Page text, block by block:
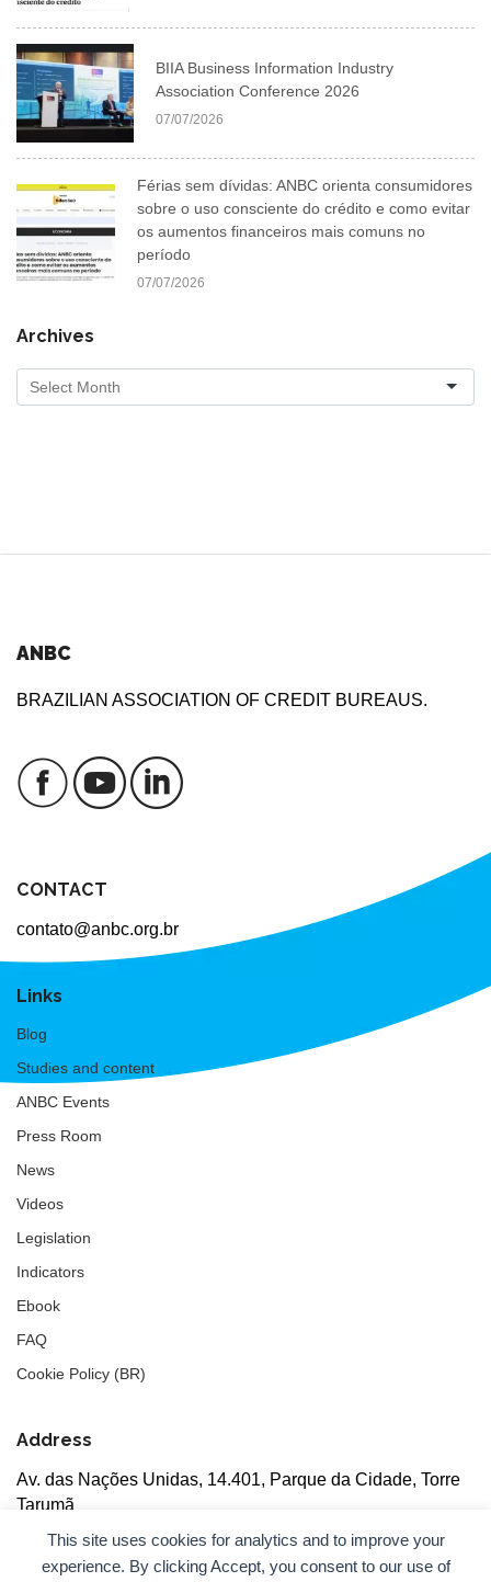
This site uses cookies for analytics and to improve your
experience. By clicking Accept, you consent to our use of
BIIA Business Information Industry
Association Conference 2026
07/07/2026
Férias sem dívidas: ANBC orienta consumidores
sobre o uso consciente do crédito e como evitar
os aumentos financeiros mais comuns no
período
07/07/2026
Archives
ANBC
BRAZILIAN ASSOCIATION OF CREDIT BUREAUS.
CONTACT
contato@anbc.org.br
Links
Blog
Studies and content
ANBC Events
Press Room
News
Videos
Legislation
Indicators
Ebook
FAQ
Cookie Policy (BR)
Address
Av. das Nações Unidas, 14.401, Parque da Cidade, Torre
Tarumã
5th floor, rooms 502/503, CEP: 04730-090, São Paulo, SP